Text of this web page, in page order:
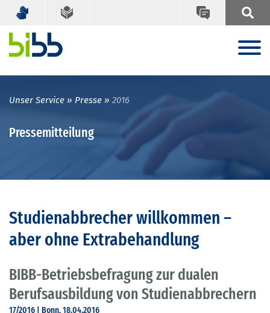
Unser Service Presse 2016
Pressemitteilung
Studienabbrecher willkommen –
aber ohne Extrabehandlung
BIBB-Betriebsbefragung zur dualen
Berufsausbildung von Studienabbrechern
17/2016 | Bonn, 18.04.2016